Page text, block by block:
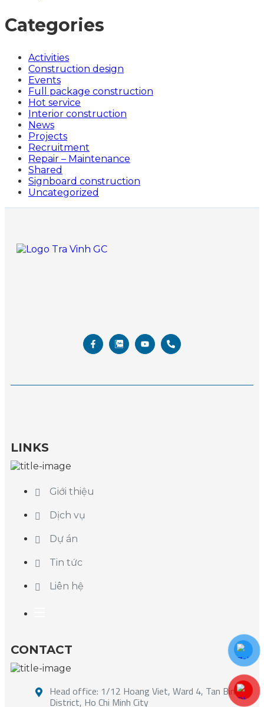
Categories
Activities
Construction design
Events
Full package construction
Hot service
Interior construction
News
Projects
Recruitment
Repair – Maintenance
Shared
Signboard construction
Uncategorized
LINKS
Giới thiệu
Dịch vụ
Dự án
Tin tức
Liên hệ
CONTACT
Head office: 1/12 Hoang Viet, Ward 4, Tan Binh
District, Ho Chi Minh City